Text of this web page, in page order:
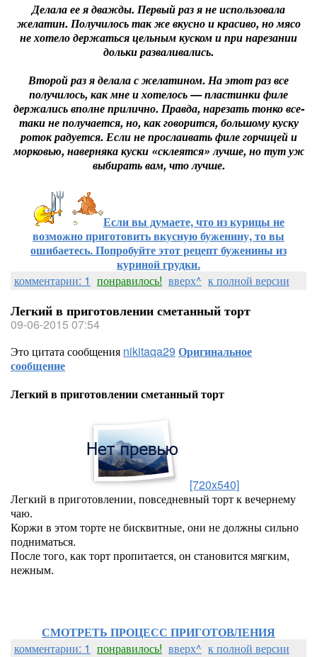
Делала ее я дважды. Первый раз я не использовала
желатин. Получилось так же вкусно и красиво, но мясо
не хотело держаться цельным куском и при нарезании
дольки разваливались.
Второй раз я делала с желатином. На этот раз все
получилось, как мне и хотелось — пластинки филе
держались вполне прилично. Правда, нарезать тонко все-
таки не получается, но, как говорится, большому куску
роток радуется. Если не прослаивать филе горчицей и
морковью, наверняка куски «склеятся» лучше, но тут уж
выбирать вам, что лучше.
Если вы думаете, что из курицы не
возможно приготовить вкусную буженину, то вы
ошибаетесь. Попробуйте этот рецепт буженины из
куриной грудки.
комментарии: 1 понравилось! вверх^ к полной версии
Легкий в приготовлении сметанный торт
09-06-2015 07:54
Это цитата сообщения nikitaqa29 Оригинальное
сообщение
Легкий в приготовлении сметанный торт
[720x540]
Легкий в приготовлении, повседневный торт к вечернему
чаю.
Коржи в этом торте не бисквитные, они не должны сильно
подниматься.
После того, как торт пропитается, он становится мягким,
нежным.
СМОТРЕТЬ ПРОЦЕСС ПРИГОТОВЛЕНИЯ
комментарии: 1 понравилось! вверх^ к полной версии